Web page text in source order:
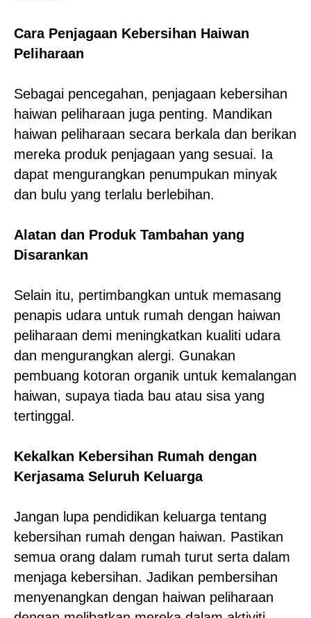
Cara Penjagaan Kebersihan Haiwan
Peliharaan
Sebagai pencegahan, penjagaan kebersihan
haiwan peliharaan juga penting. Mandikan
haiwan peliharaan secara berkala dan berikan
mereka produk penjagaan yang sesuai. Ia
dapat mengurangkan penumpukan minyak
dan bulu yang terlalu berlebihan.
Alatan dan Produk Tambahan yang
Disarankan
Selain itu, pertimbangkan untuk memasang
penapis udara untuk rumah dengan haiwan
peliharaan demi meningkatkan kualiti udara
dan mengurangkan alergi. Gunakan
pembuang kotoran organik untuk kemalangan
haiwan, supaya tiada bau atau sisa yang
tertinggal.
Kekalkan Kebersihan Rumah dengan
Kerjasama Seluruh Keluarga
Jangan lupa pendidikan keluarga tentang
kebersihan rumah dengan haiwan. Pastikan
semua orang dalam rumah turut serta dalam
menjaga kebersihan. Jadikan pembersihan
menyenangkan dengan haiwan peliharaan